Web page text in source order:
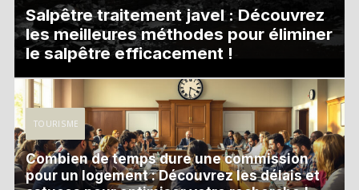
Salpêtre traitement javel : Découvrez
les meilleures méthodes pour éliminer
le salpêtre efficacement !
TOURISME
Combien de temps dure une commission
pour un logement : Découvrez les délais et